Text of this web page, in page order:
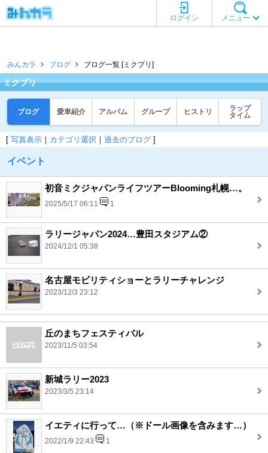
メニュー
ログイン
みんカラ ブログ ブログ一覧 [ミクプリ]
ミクプリ
ブログ 愛車紹介 アルバム グループ ヒストリ
ラップ
タイム
[ 写真表示 ｜ カテゴリ選択 ｜ 過去のブログ ]
イベント
初音ミクジャパンライフツアーBlooming札幌…。
2025/5/17 06:11 1
ラリージャパン2024…豊田スタジアム②
2024/12/1 05:38
名古屋モビリティショーとラリーチャレンジ
2023/12/3 23:12
丘のまちフェスティバル
2023/11/5 03:54
新城ラリー2023
2023/3/5 23:14
イエティに行って…（※ドール画像を含みます…）
2022/1/9 22:43 1